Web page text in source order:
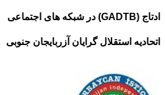
ادتاج (GADTB) در شبکه های اجتماعی
اتحادیه استقلال گرایان آزربایجان جنوبی